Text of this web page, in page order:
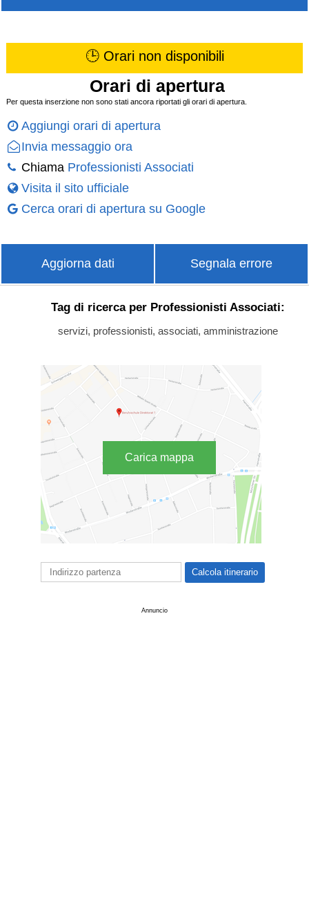
🕒 Orari non disponibili
Orari di apertura
Per questa inserzione non sono stati ancora riportati gli orari di apertura.
Aggiungi orari di apertura
Invia messaggio ora
Chiama Professionisti Associati
Visita il sito ufficiale
Cerca orari di apertura su Google
Aggiorna dati Segnala errore
Tag di ricerca per Professionisti Associati:
servizi, professionisti, associati, amministrazione
Carica mappa
Annuncio